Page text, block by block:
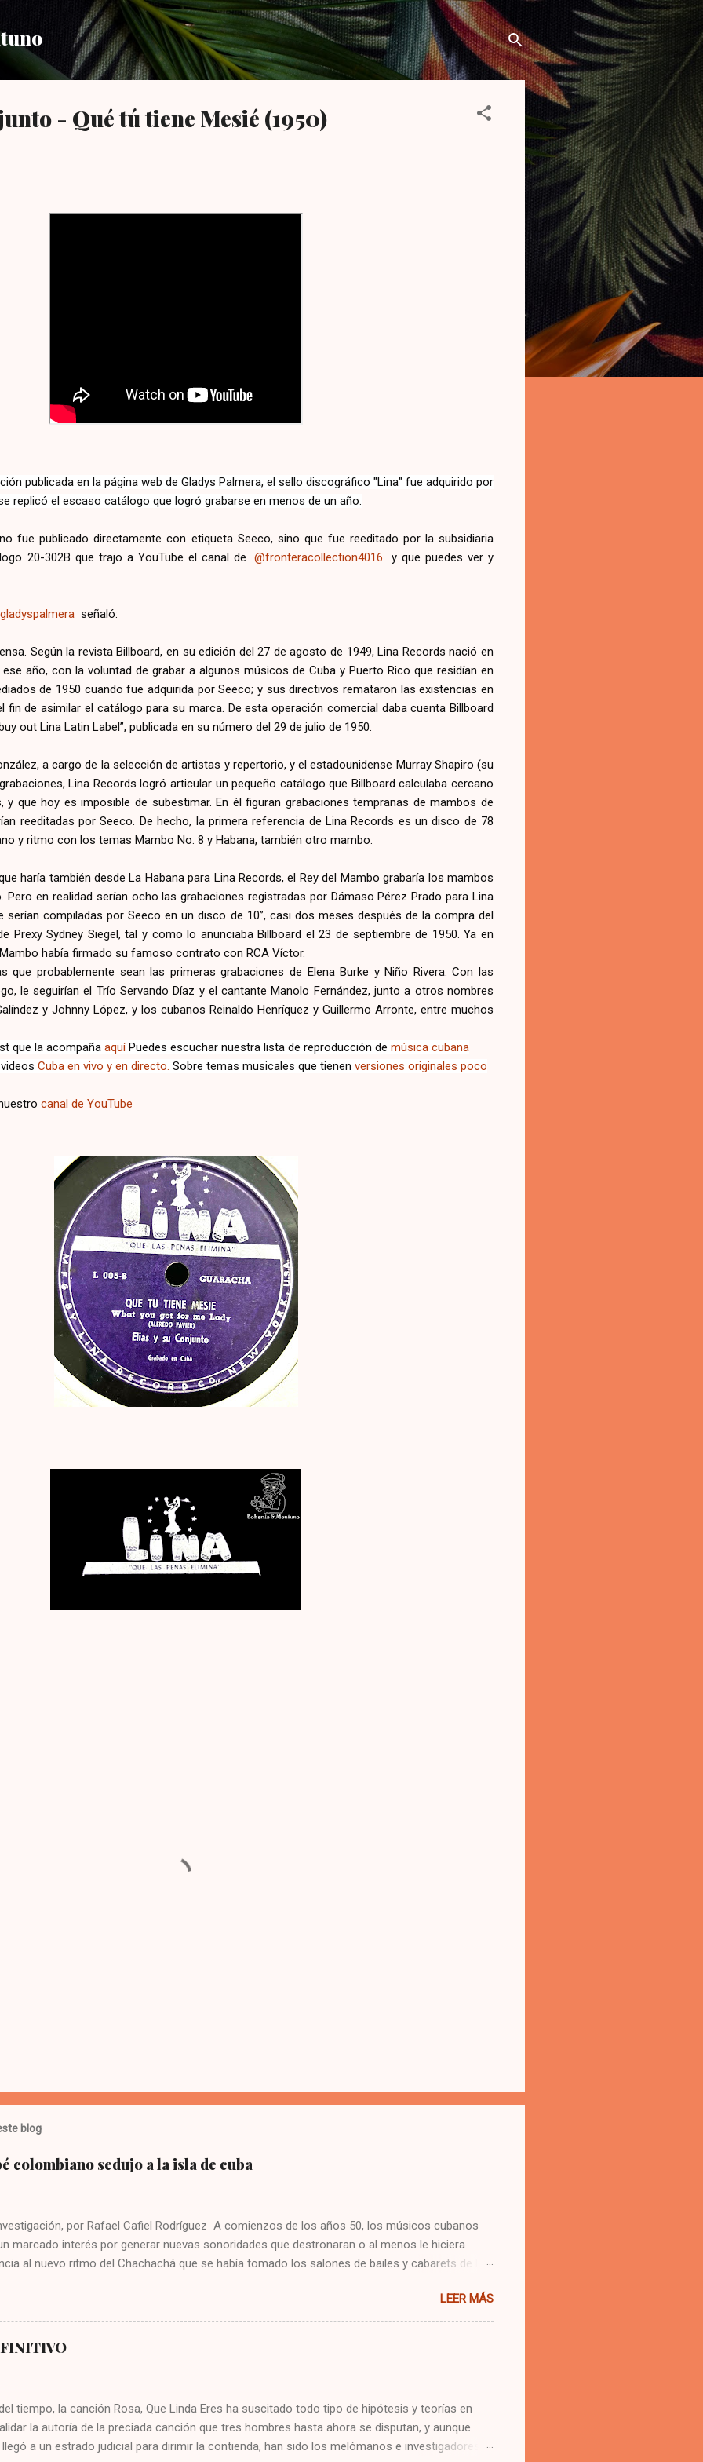
Ir al contenido principal
- Qué tú tiene Mesié (1950)
publicada en la página web de Gladys Palmera, el sello discográfico "Lina" fue adquirido por
replicó el escaso catálogo que logró grabarse en menos de un año.
fue publicado directamente con etiqueta Seeco, sino que fue reeditado por la subsidiaria
20-302B que trajo a YouTube el canal de
@fronteracollection4016 y que puedes ver y
señaló:
Según la revista Billboard, en su edición del 27 de agosto de 1949, Lina Records nació en
año, con la voluntad de grabar a algunos músicos de Cuba y Puerto Rico que residían en
de 1950 cuando fue adquirida por Seeco; y sus directivos remataron las existencias en
fin de asimilar el catálogo para su marca. De esta operación comercial daba cuenta Billboard
out Lina Latin Label”, publicada en su número del 29 de julio de 1950.
a cargo de la selección de artistas y repertorio, y el estadounidense Murray Shapiro (su
Lina Records logró articular un pequeño catálogo que Billboard calculaba cercano
y que hoy es imposible de subestimar. En él figuran grabaciones tempranas de mambos de
reeditadas por Seeco. De hecho, la primera referencia de Lina Records es un disco de 78
y ritmo con los temas Mambo No. 8 y Habana, también otro mambo.
haría también desde La Habana para Lina Records, el Rey del Mambo grabaría los mambos
Pero en realidad serían ocho las grabaciones registradas por Dámaso Pérez Prado para Lina
serían compiladas por Seeco en un disco de 10”, casi dos meses después de la compra del
Prexy Sydney Siegel, tal y como lo anunciaba Billboard el 23 de septiembre de 1950. Ya en
había firmado su famoso contrato con RCA Víctor.
que probablemente sean las primeras grabaciones de Elena Burke y Niño Rivera. Con las
le seguirían el Trío Servando Díaz y el cantante Manolo Fernández, junto a otros nombres
y Johnny López, y los cubanos Reinaldo Henríquez y Guillermo Arronte, entre muchos
que la acompaña aquíPuedes escuchar nuestra lista de reproducción de música cubana
Cuba en vivo y en directo. Sobre temas musicales que tienen versiones originales poco
canal de YouTube
blog
colombiano sedujo a la isla de cuba
por Rafael Cafiel Rodríguez A comienzos de los años 50, los músicos cubanos
marcado interés por generar nuevas sonoridades que destronaran o al menos le hiciera
al nuevo ritmo del Chachachá que se había tomado los salones de bailes y cabarets de la
Fernández, el yompi que impulsó la Orquesta América, el mozanchá que popularizó la
el ritmo batanga del reconocido director de orquesta Bebo Valdés, el ritmo pilón, el
tienen en común, que fueron creados por músicos cubanos con destino al público bailador
LEER MÁS
tiempo, la canción Rosa, Que Linda Eres ha suscitado todo tipo de hipótesis y teorías en
la autoría de la preciada canción que tres hombres hasta ahora se disputan, y aunque
a un estrado judicial para dirimir la contienda, han sido los melómanos e investigadores